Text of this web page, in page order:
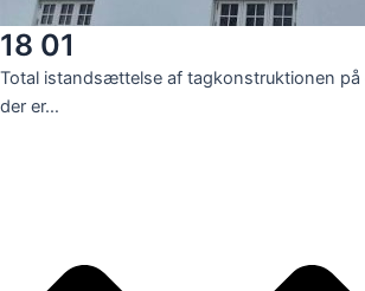
18 01
Total istandsættelse af tagkonstruktionen på
der er…